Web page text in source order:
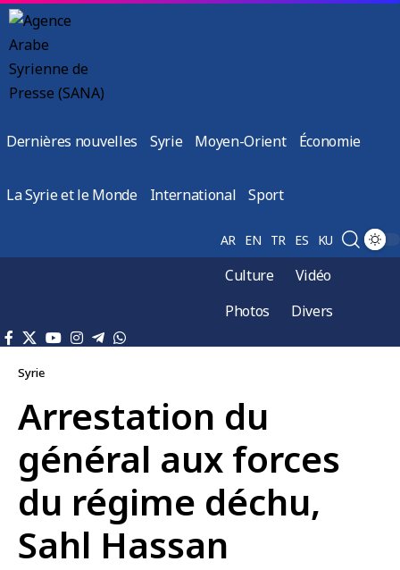
Dernières nouvelles Syrie Moyen-Orient Économie
La Syrie et le Monde International Sport
AR EN TR ES KU
Culture
Vidéo
Photos
Divers
Syrie
Arrestation du
général aux forces
du régime déchu,
Sahl Hassan